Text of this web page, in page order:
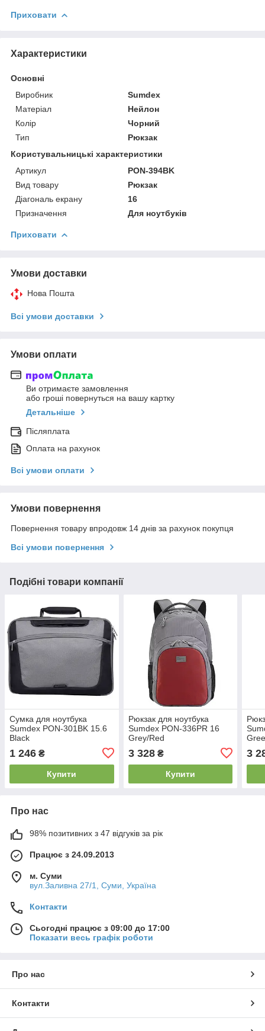
Приховати
Характеристики
Основні
Виробник
Sumdex
Матеріал
Нейлон
Колір
Чорний
Тип
Рюкзак
Користувальницькі характеристики
Артикул
PON-394BK
Вид товару
Рюкзак
Діагональ екрану
16
Призначення
Для ноутбуків
Приховати
Умови доставки
Нова Пошта
Всі умови доставки
Умови оплати
Ви отримаєте замовлення
або гроші повернуться на вашу картку
Детальніше
Післяплата
Оплата на рахунок
Всі умови оплати
Умови повернення
Повернення товару впродовж 14 днів за рахунок покупця
Всі умови повернення
Подібні товари компанії
Сумка для ноутбука
Sumdex PON-301BK 15.6
Black
1 246 ₴
Купити
Рюкзак для ноутбука
Sumdex PON-336PR 16
Grey/Red
3 328₴
Купити
3
Про нас
98% позитивних з 47 відгуків за рік
Працює з 24.09.2013
м. Суми
вул.Заливна 27/1, Суми, Україна
Контакти
Сьогодні працює з 09:00 до 17:00
Показати весь графік роботи
Про нас
Контакти